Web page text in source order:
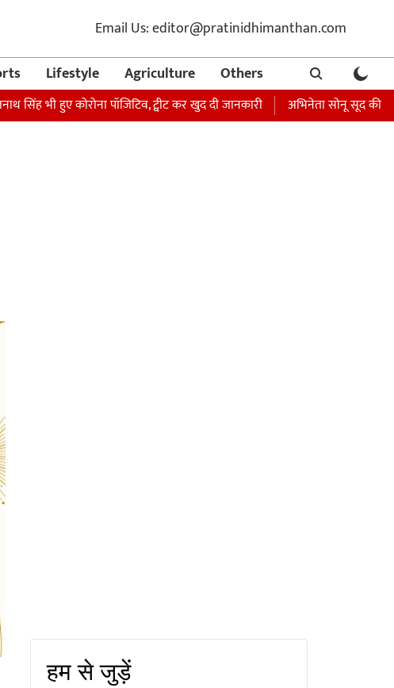
Email Us: editor@pratinidhimanthan.com
Lifestyle Agriculture Others
सिंह भी हुए कोरोना पॉजिटिव, ट्वीट कर खुद दी जानकारी अभिनेता सोनू सूद की
हम से जुड़ें